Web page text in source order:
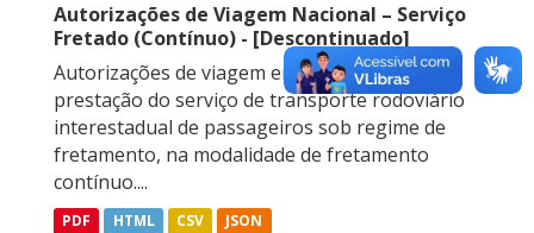
Autorizações de Viagem Nacional – Serviço
Fretado (Contínuo) - [Descontinuado]
Autorizações de viagem emitidas para a
prestação do serviço de transporte rodoviário
interestadual de passageiros sob regime de
fretamento, na modalidade de fretamento
contínuo....
PDF HTML CSV JSON